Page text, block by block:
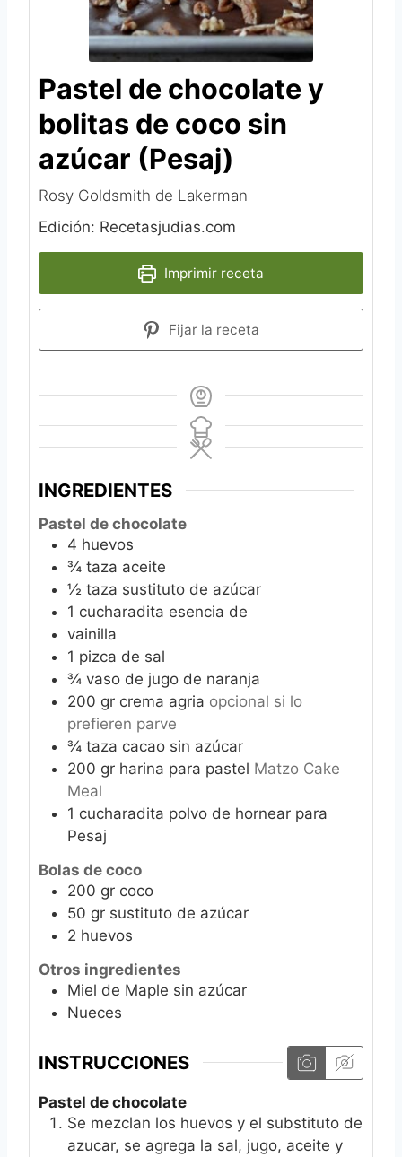
Pastel de chocolate y
bolitas de coco sin
azúcar (Pesaj)
Rosy Goldsmith de Lakerman
Edición: Recetasjudias.com
Imprimir receta
Fijar la receta
INGREDIENTES
Pastel de chocolate
4 huevos
¾ taza aceite
½ taza sustituto de azúcar
1 cucharadita esencia de
vainilla
1 pizca de sal
¾ vaso de jugo de naranja
200 gr crema agria opcional si lo
prefieren parve
¾ taza cacao sin azúcar
200 gr harina para pastel Matzo Cake
Meal
1 cucharadita polvo de hornear para
Pesaj
Bolas de coco
200 gr coco
50 gr sustituto de azúcar
2 huevos
Otros ingredientes
Miel de Maple sin azúcar
Nueces
INSTRUCCIONES
Pastel de chocolate
Se mezclan los huevos y el substituto de
azucar, se agrega la sal, jugo, aceite y